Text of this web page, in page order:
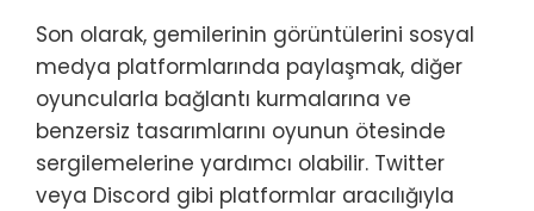
Son olarak, gemilerinin görüntülerini sosyal
medya platformlarında paylaşmak, diğer
oyuncularla bağlantı kurmalarına ve
benzersiz tasarımlarını oyunun ötesinde
sergilemelerine yardımcı olabilir. Twitter
veya Discord gibi platformlar aracılığıyla